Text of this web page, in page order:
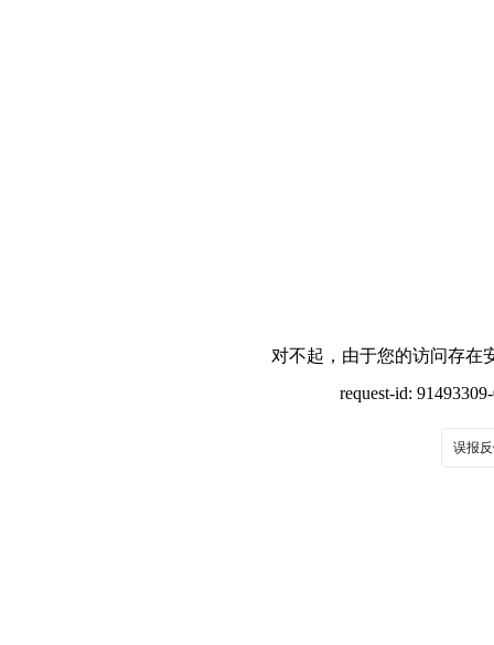
对不起，由于您的访问存在
request-id:
误报